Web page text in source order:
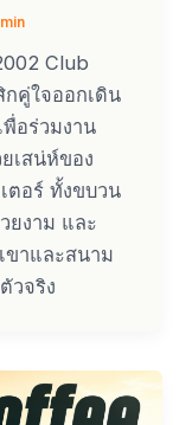
Club
คู่ใจออกเดิน
อร่วมงาน
เสน่ห์ของ
ตอร์ ทั้งขบวน
ยงาม และ
ขาและสนาม
วจริง